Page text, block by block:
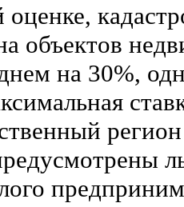
объектов
на 30%,